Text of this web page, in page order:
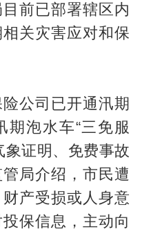
前已部署辖区内
关灾害应对和保
公司已开通汛期
期泡水车“三免服
象证明、免费事故
局介绍，市民遭
产受损或人身意
保信息，主动向